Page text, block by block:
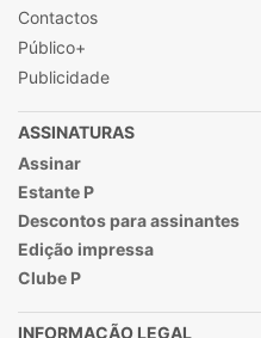
Contactos
Público+
Publicidade
ASSINATURAS
Assinar
Estante P
Descontos para assinantes
Edição impressa
Clube P
INFORMAÇÃO LEGAL